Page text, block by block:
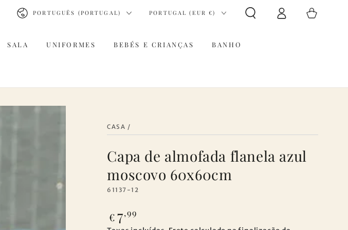
SALA UNIFORMES BEBÉS E CRIANÇAS BANHO
IdiomaPORTUGUÊS (PORTUGAL) País/região
PORTUGAL (EUR €)
sessão
Carrinho
CASA /
Capa de almofada flanela azul
moscovo 60x60cm
61137-12
Preço
regular
€7,99